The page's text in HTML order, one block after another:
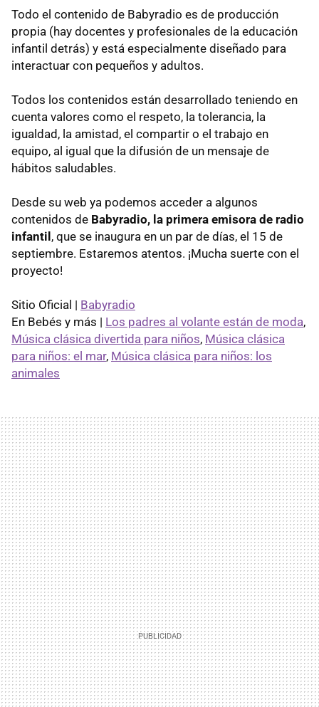
Todo el contenido de Babyradio es de producción
propia (hay docentes y profesionales de la educación
infantil detrás) y está especialmente diseñado para
interactuar con pequeños y adultos.
Todos los contenidos están desarrollado teniendo en
cuenta valores como el respeto, la tolerancia, la
igualdad, la amistad, el compartir o el trabajo en
equipo, al igual que la difusión de un mensaje de
hábitos saludables.
Desde su web ya podemos acceder a algunos
contenidos de Babyradio, la primera emisora de radio
infantil, que se inaugura en un par de días, el 15 de
septiembre. Estaremos atentos. ¡Mucha suerte con el
proyecto!
Sitio Oficial | Babyradio
En Bebés y más | Los padres al volante están de moda,
Música clásica divertida para niños, Música clásica
para niños: el mar, Música clásica para niños: los
animales